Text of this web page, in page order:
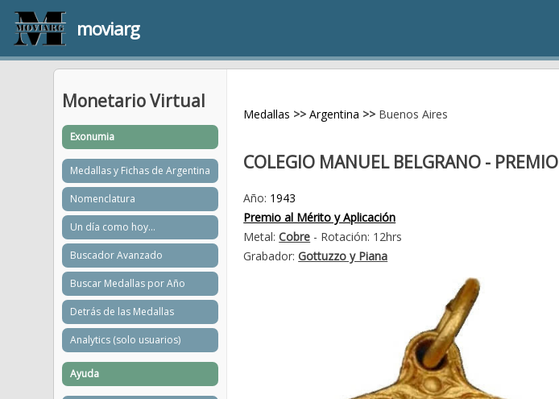
moviarg
Medallas >> Argentina >> Buenos Aires
COLEGIO MANUEL BELGRANO - PREMIO
Año: 1943
Premio al Mérito y Aplicación
Metal:Cobre - Rotación: 12hrs
Grabador:Gottuzzo y Piana
Monetario Virtual
Exonumia
Medallas y Fichas de Argentina
Nomenclatura
Un día como hoy...
Buscador Avanzado
Buscar Medallas por Año
Detrás de las Medallas
Analytics (solo usuarios)
Ayuda